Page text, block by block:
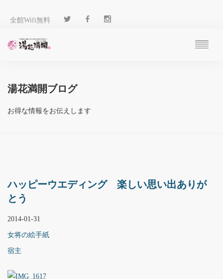
全館Wifi無料
過ごし方
客 室
温 泉
ENGLISH
湯花満開ブログ
お得な情報をお伝えします
ハッピーウエディング 楽しい思い出ありが
とう
2014-01-31
女将の絵手紙
宿主